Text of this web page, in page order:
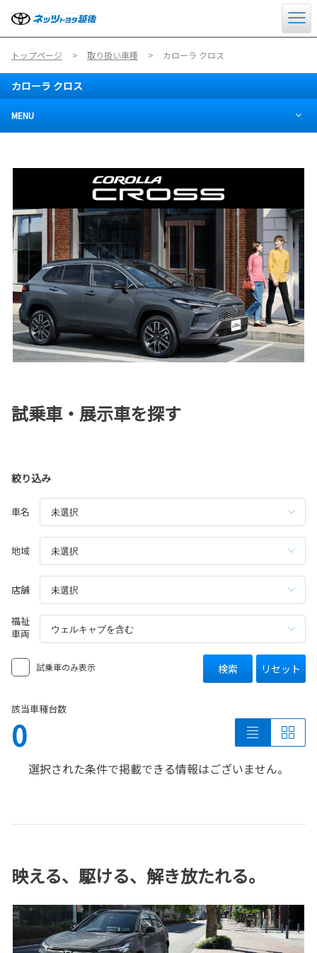
トップページ 取り扱い車種 カローラ クロス
カローラ クロス
MENU
試乗車・展示車を探す
絞り込み
車名
地域
店舗
福祉
車両
試乗車のみ表示 検索 リセット
該当車種台数
0
選択された条件で掲載できる情報はございません。
映える、駆ける、解き放たれる。